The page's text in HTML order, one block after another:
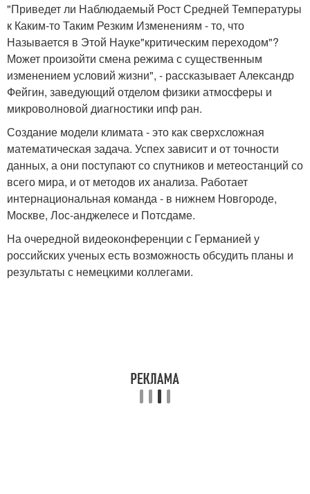
"Приведет ли Наблюдаемый Рост Средней Температуры
к Каким-то Таким Резким Изменениям - то, что
Называется в Этой Науке"критическим переходом"?
Может произойти смена режима с существенным
изменением условий жизни", - рассказывает Александр
Фейгин, заведующий отделом физики атмосферы и
микроволновой диагностики ипф ран.
Создание модели климата - это как сверхсложная
математическая задача. Успех зависит и от точности
данных, а они поступают со спутников и метеостанций со
всего мира, и от методов их анализа. Работает
интернациональная команда - в нижнем Новгороде,
Москве, Лос-анджелесе и Потсдаме.
На очередной видеоконференции с Германией у
российских ученых есть возможность обсудить планы и
результаты с немецкими коллегами.